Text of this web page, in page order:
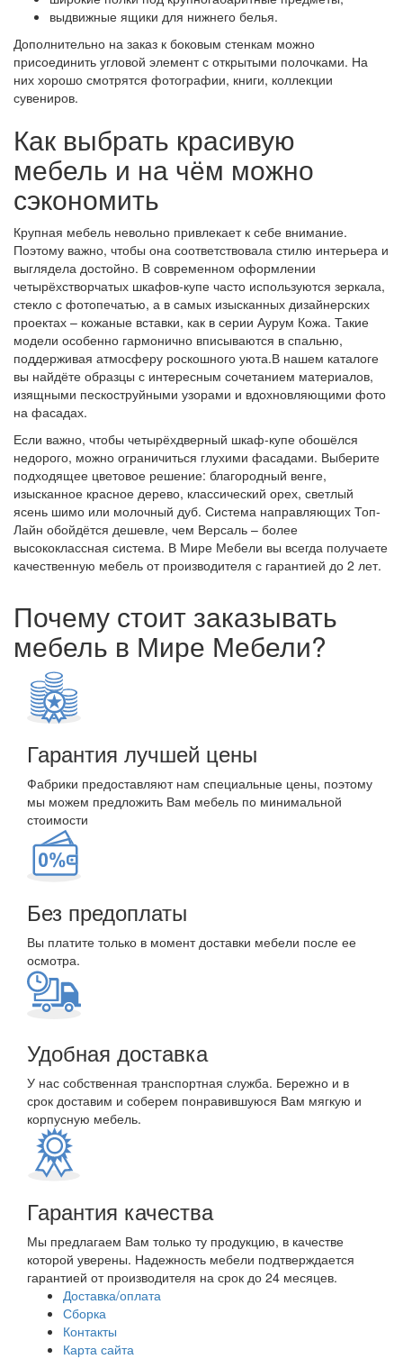
выдвижные ящики для нижнего белья.
Дополнительно на заказ к боковым стенкам можно
присоединить угловой элемент с открытыми полочками. На
них хорошо смотрятся фотографии, книги, коллекции
сувениров.
Как выбрать красивую
мебель и на чём можно
сэкономить
Крупная мебель невольно привлекает к себе внимание.
Поэтому важно, чтобы она соответствовала стилю интерьера и
выглядела достойно. В современном оформлении
четырёхстворчатых шкафов-купе часто используются зеркала,
стекло с фотопечатью, а в самых изысканных дизайнерских
проектах – кожаные вставки, как в серии Аурум Кожа. Такие
модели особенно гармонично вписываются в спальню,
поддерживая атмосферу роскошного уюта.В нашем каталоге
вы найдёте образцы с интересным сочетанием материалов,
изящными пескоструйными узорами и вдохновляющими фото
на фасадах.
Если важно, чтобы четырёхдверный шкаф-купе обошёлся
недорого, можно ограничиться глухими фасадами. Выберите
подходящее цветовое решение: благородный венге,
изысканное красное дерево, классический орех, светлый
ясень шимо или молочный дуб. Система направляющих Топ-
Лайн обойдётся дешевле, чем Версаль – более
высококлассная система. В Мире Мебели вы всегда получаете
качественную мебель от производителя с гарантией до 2 лет.
Почему стоит заказывать
мебель в Мире Мебели?
Гарантия лучшей цены
Фабрики предоставляют нам специальные цены, поэтому
мы можем предложить Вам мебель по минимальной
стоимости
Без предоплаты
Вы платите только в момент доставки мебели после ее
осмотра.
Удобная доставка
У нас собственная транспортная служба. Бережно и в
срок доставим и соберем понравившуюся Вам мягкую и
корпусную мебель.
Гарантия качества
Мы предлагаем Вам только ту продукцию, в качестве
которой уверены. Надежность мебели подтверждается
гарантией от производителя на срок до 24 месяцев.
Доставка/оплата
Сборка
Контакты
Карта сайта